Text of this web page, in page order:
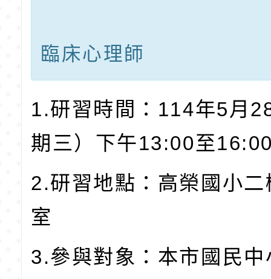
臨床心理師
1.研習時間：114年5月
期三）下午13:00至
2.研習地點：高榮國小
室
3.參與對象：本市國民